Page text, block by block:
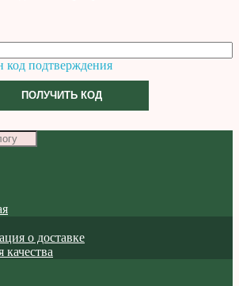
код подтверждения
ПОЛУЧИТЬ КОД
о доставке
качества